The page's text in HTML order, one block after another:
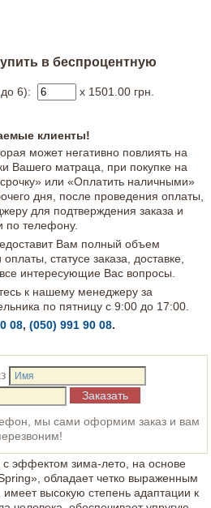
в беспроцентную
6): x 1501.00 грн.
клиенты!
может негативно повлиять на
Вашего матраца, при покупке на
или «Оплатить наличными»
дня, после проведения оплаты,
для подтверждения заказа и
по телефону.
Вам полный объем
статусе заказа, доставке,
интересующие Вас вопросы.
к нашему менеджеру за
по пятницу с 9:00 до 17:00.
08,(050) 991 90 08.
мы сами оформим заказ и вам
эффектом зима-лето, на основе
обладает четко выраженным
высокую степень адаптации к